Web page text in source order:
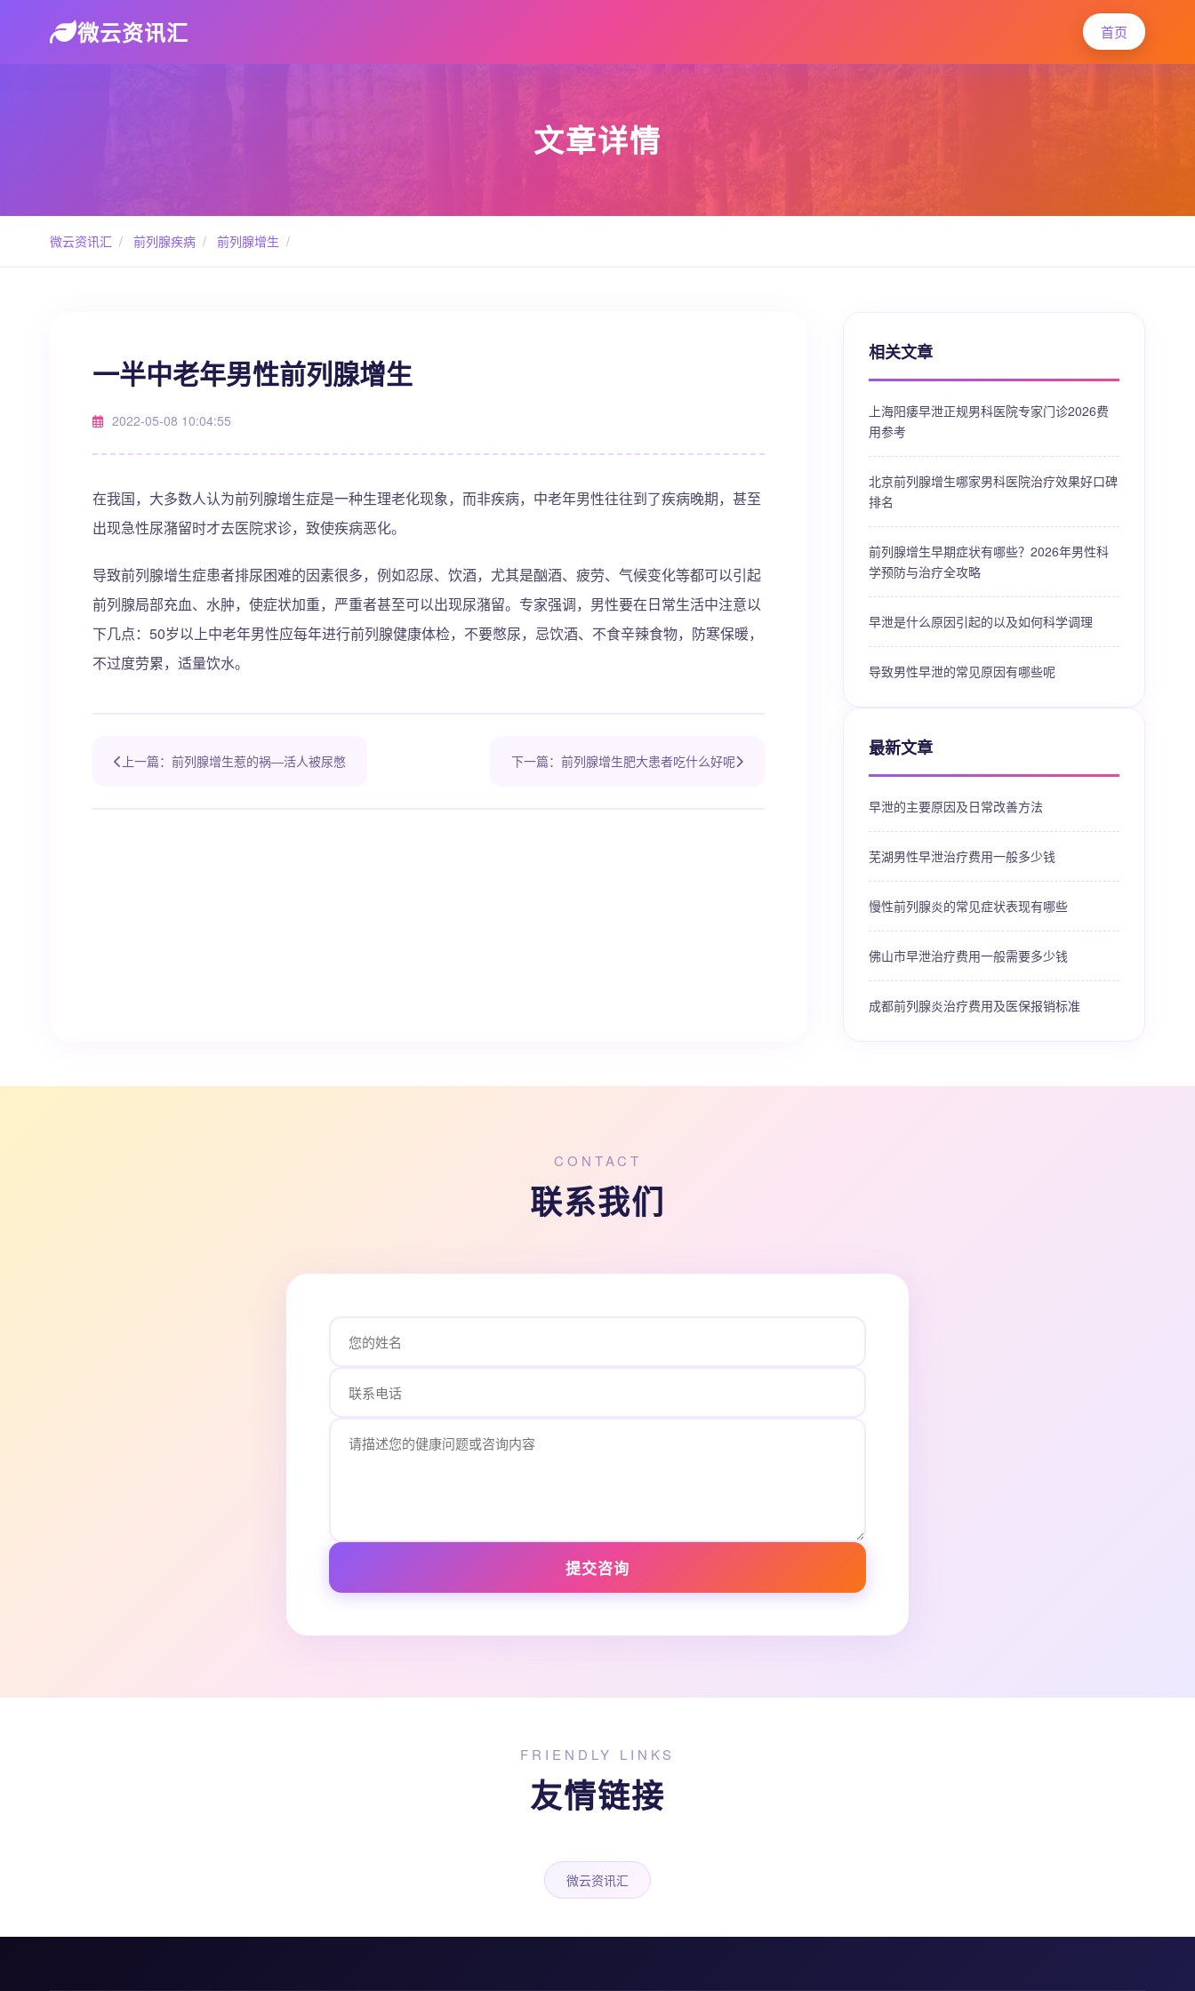
微云资讯汇 首页
文章详情
微云资讯汇 / 前列腺疾病 / 前列腺增生 /
一半中老年男性前列腺增生
2022-05-08 10:04:55
在我国，大多数人认为前列腺增生症是一种生理老化现象，而非疾病，中老年男性往往到了疾病晚期，甚至
出现急性尿潴留时才去医院求诊，致使疾病恶化。
导致前列腺增生症患者排尿困难的因素很多，例如忍尿、饮酒，尤其是酗酒、疲劳、气候变化等都可以引起
前列腺局部充血、水肿，使症状加重，严重者甚至可以出现尿潴留。专家强调，男性要在日常生活中注意以
下几点：50岁以上中老年男性应每年进行前列腺健康体检，不要憋尿，忌饮酒、不食辛辣食物，防寒保暖，
不过度劳累，适量饮水。
上一篇：前列腺增生惹的祸―活人被尿憋 下一篇：前列腺增生肥大患者吃什么好呢
相关文章
上海阳痿早泄正规男科医院专家门诊2026费
用参考
北京前列腺增生哪家男科医院治疗效果好口碑
排名
前列腺增生早期症状有哪些？2026年男性科
学预防与治疗全攻略
早泄是什么原因引起的以及如何科学调理
导致男性早泄的常见原因有哪些呢
最新文章
早泄的主要原因及日常改善方法
芜湖男性早泄治疗费用一般多少钱
慢性前列腺炎的常见症状表现有哪些
佛山市早泄治疗费用一般需要多少钱
成都前列腺炎治疗费用及医保报销标准
CONTACT
联系我们
提交咨询
FRIENDLY LINKS
友情链接
微云资讯汇